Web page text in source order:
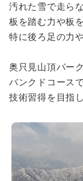
汚れた雪で走ら
板を踏む力や板
特に後ろ足の力
奥只見山頂パー
バンクドコース
技術習得を目指